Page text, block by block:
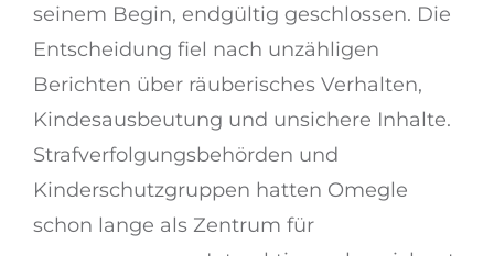
seinem Begin, endgültig geschlossen. Die
Entscheidung fiel nach unzähligen
Berichten über räuberisches Verhalten,
Kindesausbeutung und unsichere Inhalte.
Strafverfolgungsbehörden und
Kinderschutzgruppen hatten Omegle
schon lange als Zentrum für